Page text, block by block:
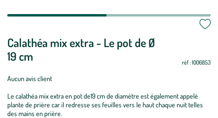
Calathéa mix extra - Le pot de Ø
19 cm
réf : 1006853
Aucun avis client
Le calathéa mix extra en pot de19 cm de diamètre est également appelé
plante de prière car il redresse ses feuilles vers le haut chaque nuit telles
des mains en prière.